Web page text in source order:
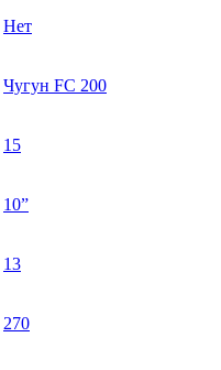
Нет
Чугун FC 200
15
10”
13
270